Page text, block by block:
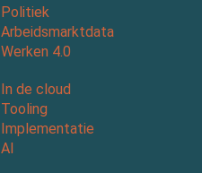
Politiek
Arbeidsmarktdata
Werken 4.0
In de cloud
Tooling
Implementatie
AI